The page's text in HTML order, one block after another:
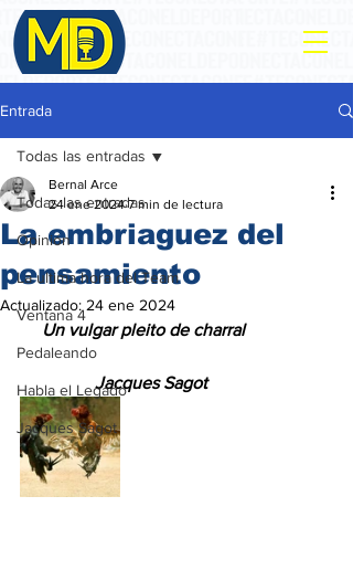
Entrada
Todas las entradas
Opinión
La ultima hora del Team
Ventana 4
Pedaleando
Habla el Legado
Jacques Sagot
Todas las entradas
La embriaguez del
pensamiento
Bernal Arce
24 ene 2024 7 min de lectura
Actualizado: 24 ene 2024
     Un vulgar pleito de charral
Jacques Sagot